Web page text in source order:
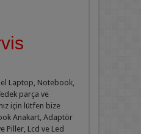
Laptop, Notebook,
parça ve
için lütfen bize
Anakart, Adaptör
Piller, Lcd ve Led